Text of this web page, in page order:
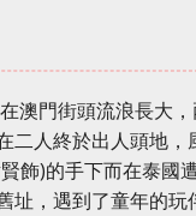
澳門街頭流浪長大，
二人終於出人頭地，
飾)的手下而在泰國
址，遇到了童年的玩